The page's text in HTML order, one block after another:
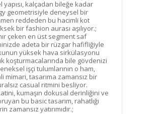
kalçadan bileğe kadar
geometrisiyle deneysel bir
reddeden bu hacimli kot
bir fashion aurası aşılıyor.;
çeken en üst segment saf
adeta bir rüzgar hafifliğiyle
yüksek hava sirkülasyonu
koşturmacalarında bile gövdenizi
işçi tulumlarının o ham,
mimari, tasarıma zamansız bir
casual ritmini besliyor.
kumaşın dokusal derinliğini ve
bu basic tasarım, rahatlığı
yatırımıdır.;